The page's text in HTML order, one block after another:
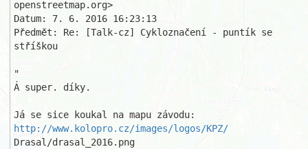
openstreetmap.org>
Datum: 7. 6. 2016 16:23:13
Předmět: Re: [Talk-cz] Cykloznačení - puntík se
stříškou
"
Á super. díky.
http://www.kolopro.cz/images/logos/KPZ/
Drasal/drasal_2016.png